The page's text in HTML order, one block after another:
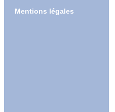
Mentions légales